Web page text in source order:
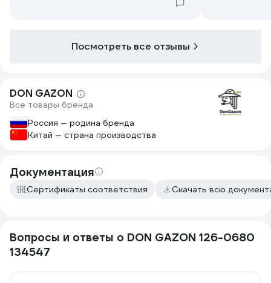
Посмотреть все отзывы
DON GAZON
Все товары бренда
Россия — родина бренда
Китай — страна производства
Документация
Сертификаты соответствия Скачать всю
Вопросы и ответы о DON GAZON 126-0680
134547